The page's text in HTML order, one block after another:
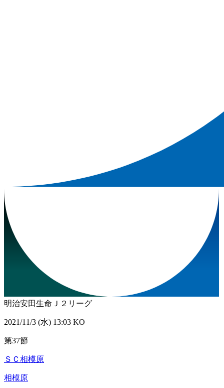
明治安田生命Ｊ２リーグ
2021/11/3 (水) 13:03 KO
第37節
ＳＣ相模原
相模原